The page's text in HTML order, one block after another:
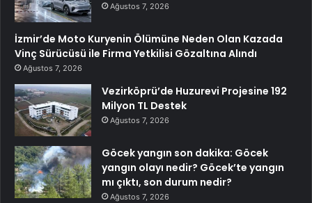
Ağustos 7, 2026
İzmir’de Moto Kuryenin Ölümüne Neden Olan Kazada
Vinç Sürücüsü ile Firma Yetkilisi Gözaltına Alındı
Ağustos 7, 2026
Vezirköprü’de Huzurevi Projesine 192
Milyon TL Destek
Ağustos 7, 2026
Göcek yangın son dakika: Göcek
yangın olayı nedir? Göcek’te yangın
mı çıktı, son durum nedir?
Ağustos 7, 2026